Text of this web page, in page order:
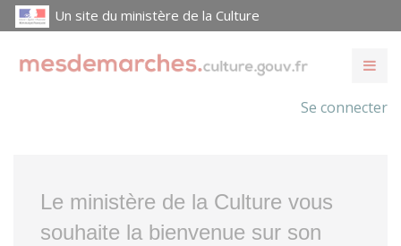
Un site du ministère de la Culture
Se connecter
Le ministère de la Culture vous
souhaite la bienvenue sur son